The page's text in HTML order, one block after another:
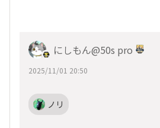
にしもん@50s pro
2025/11/01 20:50
ノリ